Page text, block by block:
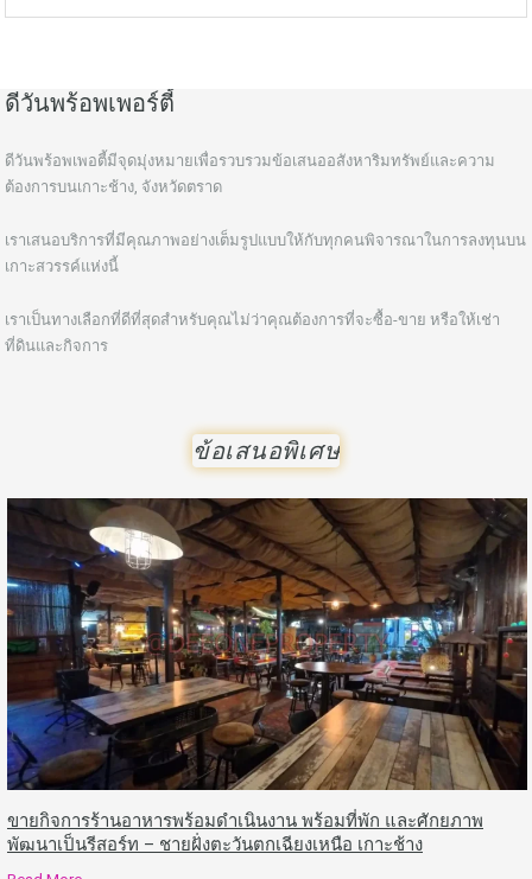
ดีวันพร้อพเพอร์ตี้
ดีวันพร้อพเพอตี้มีจุดมุ่งหมายเพื่อรวบรวมข้อเสนออสังหาริมทรัพย์และความ
ต้องการบนเกาะช้าง, จังหวัดตราด
เราเสนอบริการที่มีคุณภาพอย่างเต็มรูปแบบให้กับทุกคนพิจารณาในการลงทุนบน
เกาะสวรรค์แห่งนี้
เราเป็นทางเลือกที่ดีที่สุดสำหรับคุณไม่ว่าคุณต้องการที่จะซื้อ-ขาย หรือให้เช่า
ที่ดินและกิจการ
ข้อเสนอพิเศษ
ขายกิจการร้านอาหารพร้อมดำเนินงาน พร้อมที่พัก และศักยภาพ
พัฒนาเป็นรีสอร์ท – ชายฝั่งตะวันตกเฉียงเหนือ เกาะช้าง